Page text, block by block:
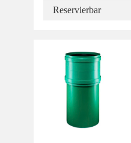
Reservierbar